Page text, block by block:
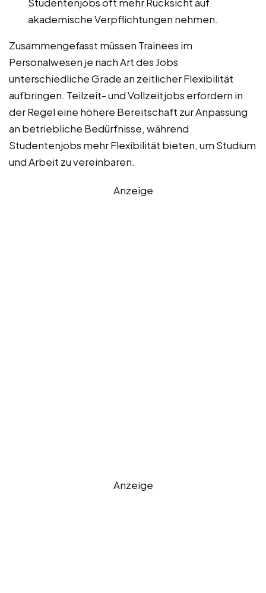
akademische Verpflichtungen nehmen.
Zusammengefasst müssen Trainees im
Personalwesen je nach Art des Jobs
unterschiedliche Grade an zeitlicher Flexibilität
aufbringen. Teilzeit- und Vollzeitjobs erfordern in
der Regel eine höhere Bereitschaft zur Anpassung
an betriebliche Bedürfnisse, während
Studentenjobs mehr Flexibilität bieten, um Studium
und Arbeit zu vereinbaren.
Anzeige
Anzeige